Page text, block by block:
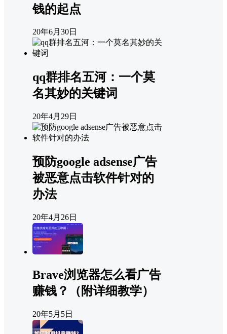
钱的起点
20年6月30日
qq群排名五河：一个莫
名其妙的关键词
20年4月29日
预防google adsense广告
被恶意点击软件针对的
办法
20年4月26日
Brave浏览器怎么看广告
赚钱？（附详细教学）
20年5月5日